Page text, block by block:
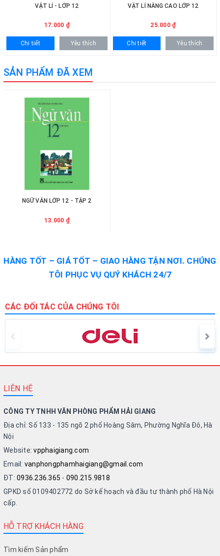
VẬT LÍ - LỚP 12
17.000 ₫
Chi tiết Yêu thích
VẬT LÍ NÂNG CAO LỚP 12
25.000 ₫
Chi tiết Yêu thích
SẢN PHẨM ĐÃ XEM
NGỮ VĂN LỚP 12 - TẬP 2
13.000 ₫
HÀNG TỐT – GIÁ TỐT – GIAO HÀNG TẬN NƠI. CHÚNG
TÔI PHỤC VỤ QUÝ KHÁCH 24/7
CÁC ĐỐI TÁC CỦA CHÚNG TÔI
LIÊN HỆ
CÔNG TY TNHH VĂN PHÒNG PHẨM HẢI GIANG
Địa chỉ: Số 133 - 135 ngõ 2 phố Hoàng Sâm, Phường Nghĩa Đô, Hà
Nội
Website:vpphaigiang.com
Email: vanphongphamhaigiang@gmail.com
ĐT: 0936.236.365 - 090.215.9818
GPKD số 0109402772 do Sở kế hoạch và đầu tư thành phố Hà Nội
cấp.
HỖ TRỢ KHÁCH HÀNG
Tìm kiếm Sản phẩm